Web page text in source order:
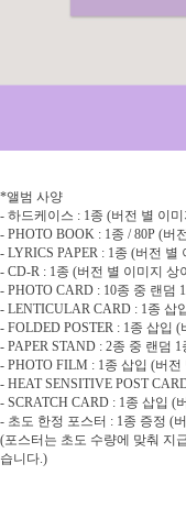
*앨범 사양
- 하드케이스 : 1종 (버전 별 이미
- PHOTO BOOK : 1종 / 80P (버
- LYRICS PAPER : 1종 (버전 별
- CD-R : 1종 (버전 별 이미지 상이
- PHOTO CARD : 10종 중 랜덤 1
- LENTICULAR CARD : 1종 삽
- FOLDED POSTER : 1종 삽입 (
- PAPER STAND : 2종 중 랜덤 1
- PHOTO FILM : 1종 삽입 (버전
- HEAT SENSITIVE POST
- SCRATCH CARD : 1종 삽입 (
- 초도 한정 포스터 : 1종 증정 (
(포스터는 초도 수량에 맞춰 지
습니다.)